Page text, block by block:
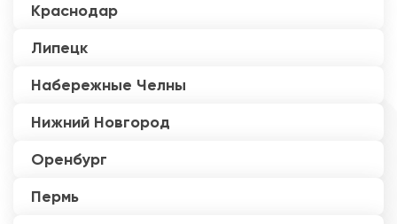
Краснодар
Липецк
Набережные Челны
Нижний Новгород
Оренбург
Пермь